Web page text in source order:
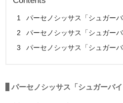
1
パーセノシッサス「シュガー
2
パーセノシッサス「シュガー
3
パーセノシッサス「シュガー
パーセノシッサス「シュガーバ